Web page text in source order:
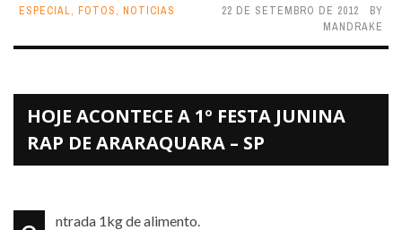
ESPECIAL, FOTOS, NOTICIAS 22 DE SETEMBRO DE 2012
BY
MANDRAKE
HOJE ACONTECE A 1º FESTA JUNINA
RAP DE ARARAQUARA – SP
entrada 1kg de alimento.